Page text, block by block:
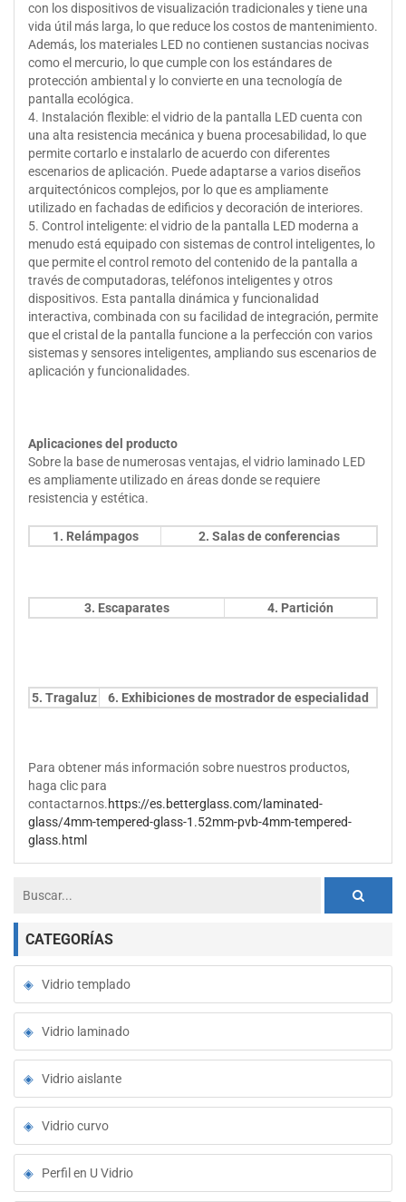
con los dispositivos de visualización tradicionales y tiene una
vida útil más larga, lo que reduce los costos de mantenimiento.
Además, los materiales LED no contienen sustancias nocivas
como el mercurio, lo que cumple con los estándares de
protección ambiental y lo convierte en una tecnología de
pantalla ecológica.
4. Instalación flexible: el vidrio de la pantalla LED cuenta con
una alta resistencia mecánica y buena procesabilidad, lo que
permite cortarlo e instalarlo de acuerdo con diferentes
escenarios de aplicación. Puede adaptarse a varios diseños
arquitectónicos complejos, por lo que es ampliamente
utilizado en fachadas de edificios y decoración de interiores.
5. Control inteligente: el vidrio de la pantalla LED moderna a
menudo está equipado con sistemas de control inteligentes, lo
que permite el control remoto del contenido de la pantalla a
través de computadoras, teléfonos inteligentes y otros
dispositivos. Esta pantalla dinámica y funcionalidad
interactiva, combinada con su facilidad de integración, permite
que el cristal de la pantalla funcione a la perfección con varios
sistemas y sensores inteligentes, ampliando sus escenarios de
aplicación y funcionalidades.
Aplicaciones del producto
Sobre la base de numerosas ventajas, el vidrio laminado LED
es ampliamente utilizado en áreas donde se requiere
resistencia y estética.
1. Relámpagos 2. Salas de conferencias
3. Escaparates 4. Partición
5. Tragaluz 6. Exhibiciones de mostrador de especialidad
Para obtener más información sobre nuestros productos,
haga clic para
contactarnos. https://es.betterglass.com/laminated-
glass/4mm-tempered-glass-1.52mm-pvb-4mm-tempered-
glass.html
CATEGORÍAS
Vidrio templado
Vidrio laminado
Vidrio aislante
Vidrio curvo
Perfil en U Vidrio